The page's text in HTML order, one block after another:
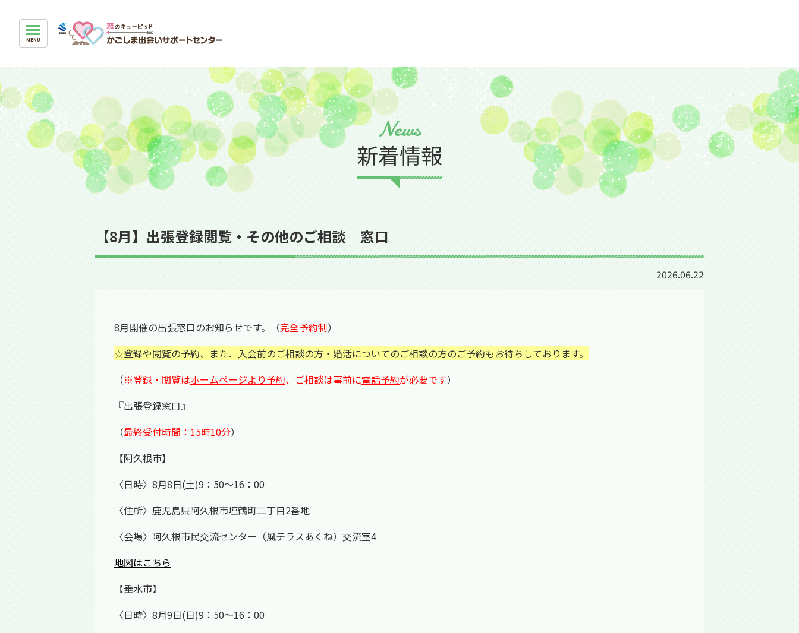
News
新着情報
【8月】出張登録閲覧・その他のご相談 窓口
2026.06.22
8月開催の出張窓口のお知らせです。（完全予約制）
☆登録や閲覧の予約、また、入会前のご相談の方・婚活についてのご相談の方のご予約もお待ちしております。
（※登録・閲覧はホームページより予約、 ご相談は事前に電話予約が必要です）
『出張登録窓口』
（最終受付時間：15時10分）
【阿久根市】
〈日時〉8月8日(土)9：50～16：00
〈住所〉鹿児島県阿久根市塩鶴町二丁目2番地
〈会場〉阿久根市民交流センター（風テラスあくね）交流室4
地図はこちら
【垂水市】
〈日時〉8月9日(日)9：50～16：00